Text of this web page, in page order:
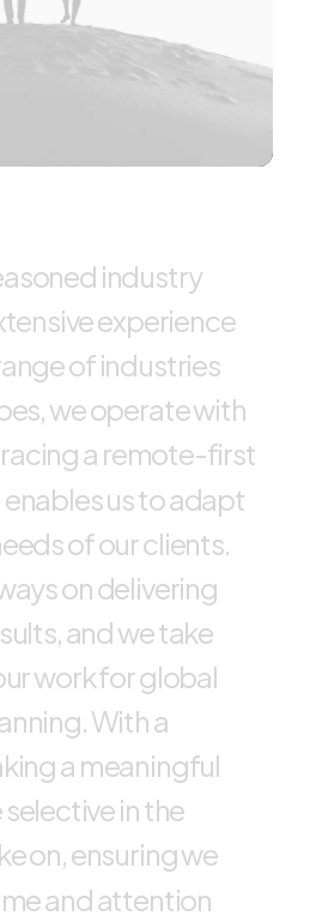
asoned industry
tensiveexperience
angeofindustries
es,weoperatewith
racinga remote-first
enablesustoadapt
eedsofourclients.
aysondelivering
ults,andwetake
urworkforglobal
nning.Witha
kinga meaningful
selectiveinthe
keon,ensuringwe
meandattention